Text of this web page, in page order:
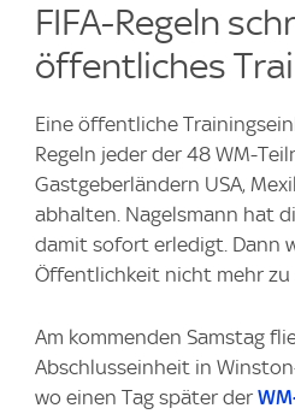
FIFA-Regeln
öffentliches
Eine öffentliche
Regeln jeder der 48 WM-
Gastgeberländern USA,
abhalten. Nagelsmann hat
damit sofort erledigt. Dann
Öffentlichkeit nicht mehr zu
Am kommenden Samstag
Abschlusseinheit in
wo einen Tag später der